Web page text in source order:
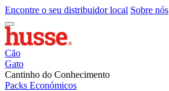
Encontre o seu distribuidor local Sobre nós
Cão
Gato
Cantinho do Conhecimento
Packs Económicos